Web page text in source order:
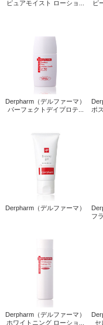
ピュアモイスト ローショ... ピ
Derpharm（デルファーマ）
パーフェクトデイプロテ...
ポ
Derpharm（デルファーマ）
フ
Derpharm（デルファーマ）
ホワイトニング ローショ...
セ